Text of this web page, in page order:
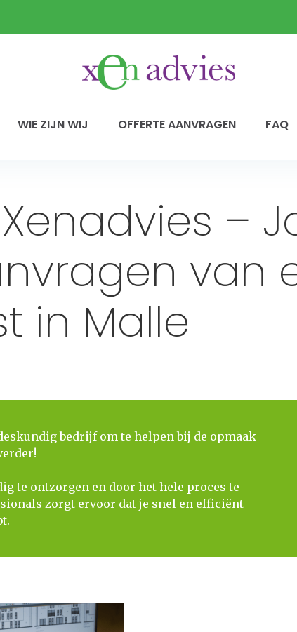
WIE ZIJN WIJ OFFERTE AANVRAGEN FAQ
–
van
in Malle
bedrijf om te helpen bij de opmaak
te ontzorgen en door het hele proces te
zorgt ervoor dat je snel en efficiënt